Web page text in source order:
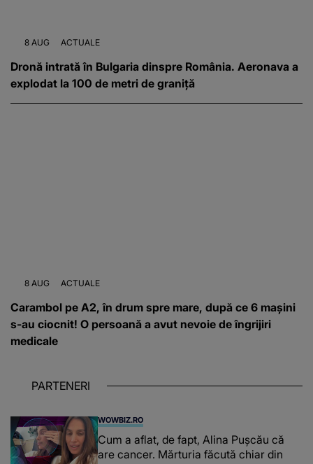
8 AUG ACTUALE
Dronă intrată în Bulgaria dinspre România. Aeronava a
explodat la 100 de metri de graniță
8 AUG ACTUALE
Carambol pe A2, în drum spre mare, după ce 6 mașini
s-au ciocnit! O persoană a avut nevoie de îngrijiri
medicale
PARTENERI
WOWBIZ.RO
Cum a aflat, de fapt, Alina Pușcău că
are cancer. Mărturia făcută chiar din